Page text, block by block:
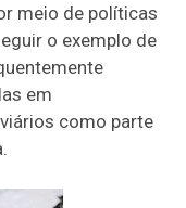
meio de políticas
o exemplo de
em
como parte